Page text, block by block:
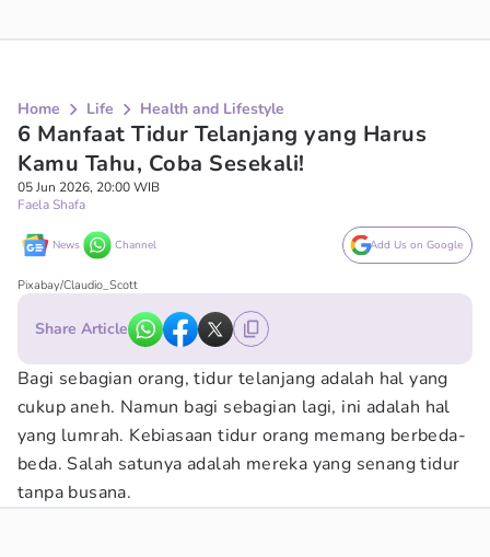
Home Life Health and Lifestyle
6 Manfaat Tidur Telanjang yang Harus
Kamu Tahu, Coba Sesekali!
05 Jun 2026, 20:00 WIB
Faela Shafa
News Channel Add Us on Google
Pixabay/Claudio_Scott
Share Article
Bagi sebagian orang, tidur telanjang adalah hal yang
cukup aneh. Namun bagi sebagian lagi, ini adalah hal
yang lumrah. Kebiasaan tidur orang memang berbeda-
beda. Salah satunya adalah mereka yang senang tidur
tanpa busana.